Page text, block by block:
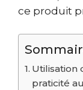
ce produit
Utilisation
praticité